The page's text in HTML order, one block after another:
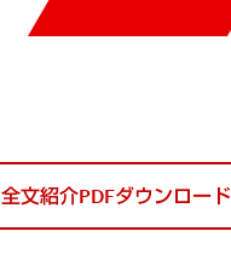
全文紹介PDFダウンロード